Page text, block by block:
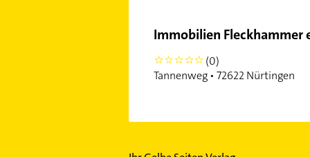
Immobilien Fleckhammer
0
(0)
Tannenweg • 72622 Nürtingen